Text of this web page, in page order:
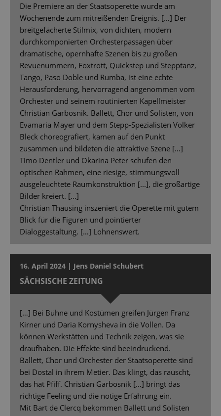
Die Premiere an der Staatsoperette wurde am
Wochenende zum mitreißenden Ereignis. […] Der
breitgefächerte Stilmix, von dichten, modern
durchkomponierten Orchesterpassagen über
dramatische, opernhafte Szenen bis zu großen
Revuenummern, Foxtrott, Quickstep und Stepptanz,
Tango, Paso Doble und Rumba, ist eine echte
Herausforderung, hervorragend angenommen vom
Orchester und seinem routinierten Kapellmeister
Christian Garbosnik. Ballett, Chor und Solisten, von
Evamaria Mayer und dem Stepp-Spezialisten Volker
Bleck choreografiert, kamen auf den Punkt
zusammen und bildeten die attraktive Szene […]
Timo Dentler und Okarina Peter schufen den
optischen Rahmen, eine riesige, stimmungsvoll
ausgeleuchtete Raumkonstruktion [...], die großartige
Bilder kreiert. [...]
Christian Thausing inszeniert die Operette mit gutem
Blick für die Figuren und pointierter
Dialoggestaltung. […] Lohnenswert.
16. April 2024 | Jens Daniel Schubert
SÄCHSISCHE ZEITUNG
[…] Bei Bühne und Kostümen greifen Jürgen Franz
Kirner und Daria Kornysheva in die Vollen. Da
können Werkstätten und Technik zeigen, was sie
draufhaben. Die Effekte sind beeindruckend.
Ballett, Chor und Orchester der Staatsoperette sind
bei Dostal in ihrem Metier. Das klingt, das rauscht,
das hat Pfiff. Christian Garbosnik […] bringt das
richtige Feeling und die nötige Erfahrung ein.
Mit Bart de Clercq bekommen Ballett und Solisten